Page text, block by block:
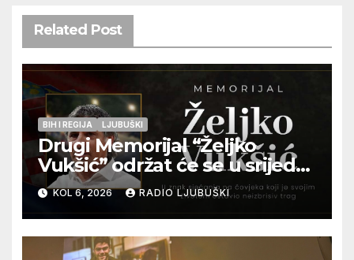
Related Post
BIH I REGIJA LJUBUŠKI
Drugi Memorijal “Željko
Vukšić” održat će se u srijedu
12. kolovoza u Otoku
KOL 6, 2026 RADIO LJUBUŠKI